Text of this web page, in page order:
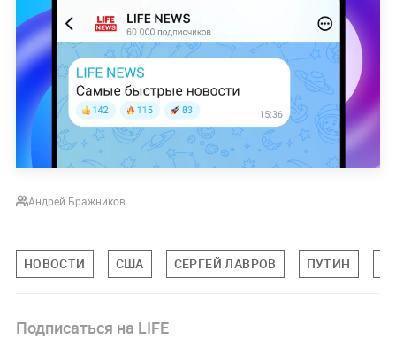
Андрей Бражников
НОВОСТИ США СЕРГЕЙ ЛАВРОВ ПУТИН
Подписаться на LIFE